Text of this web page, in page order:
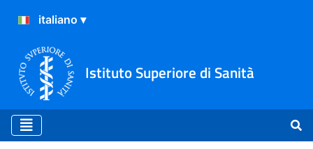
Istituto Superiore di Sanità